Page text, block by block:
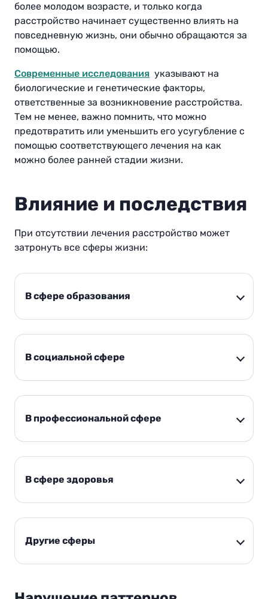
более молодом возрасте, и только когда
расстройство начинает существенно влиять на
повседневную жизнь, они обычно обращаются за
помощью.
Современные исследования указывают на
биологические и генетические факторы,
ответственные за возникновение расстройства.
Тем не менее, важно помнить, что можно
предотвратить или уменьшить его усугубление с
помощью соответствующего лечения на как
можно более ранней стадии жизни.
Влияние и последствия
При отсутствии лечения расстройство может
затронуть все сферы жизни:
В сфере образования
В социальной сфере
В профессиональной сфере
В сфере здоровья
Другие сферы